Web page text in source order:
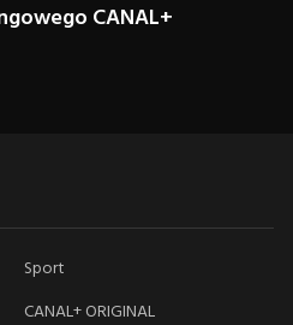
CANAL+
Sport
CANAL+ ORIGINAL